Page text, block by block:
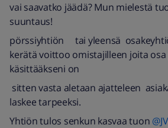
vai saavatko jäädä? Mun mielestä
suuntaus!
pörssiyhtiön tai yleensä
kerätä voittoo omistajilleen joita
käsittääkseni on
sitten vasta aletaan ajatteleen
laskee tarpeeksi.
Yhtiön tulos senkun kasvaa tuon ​